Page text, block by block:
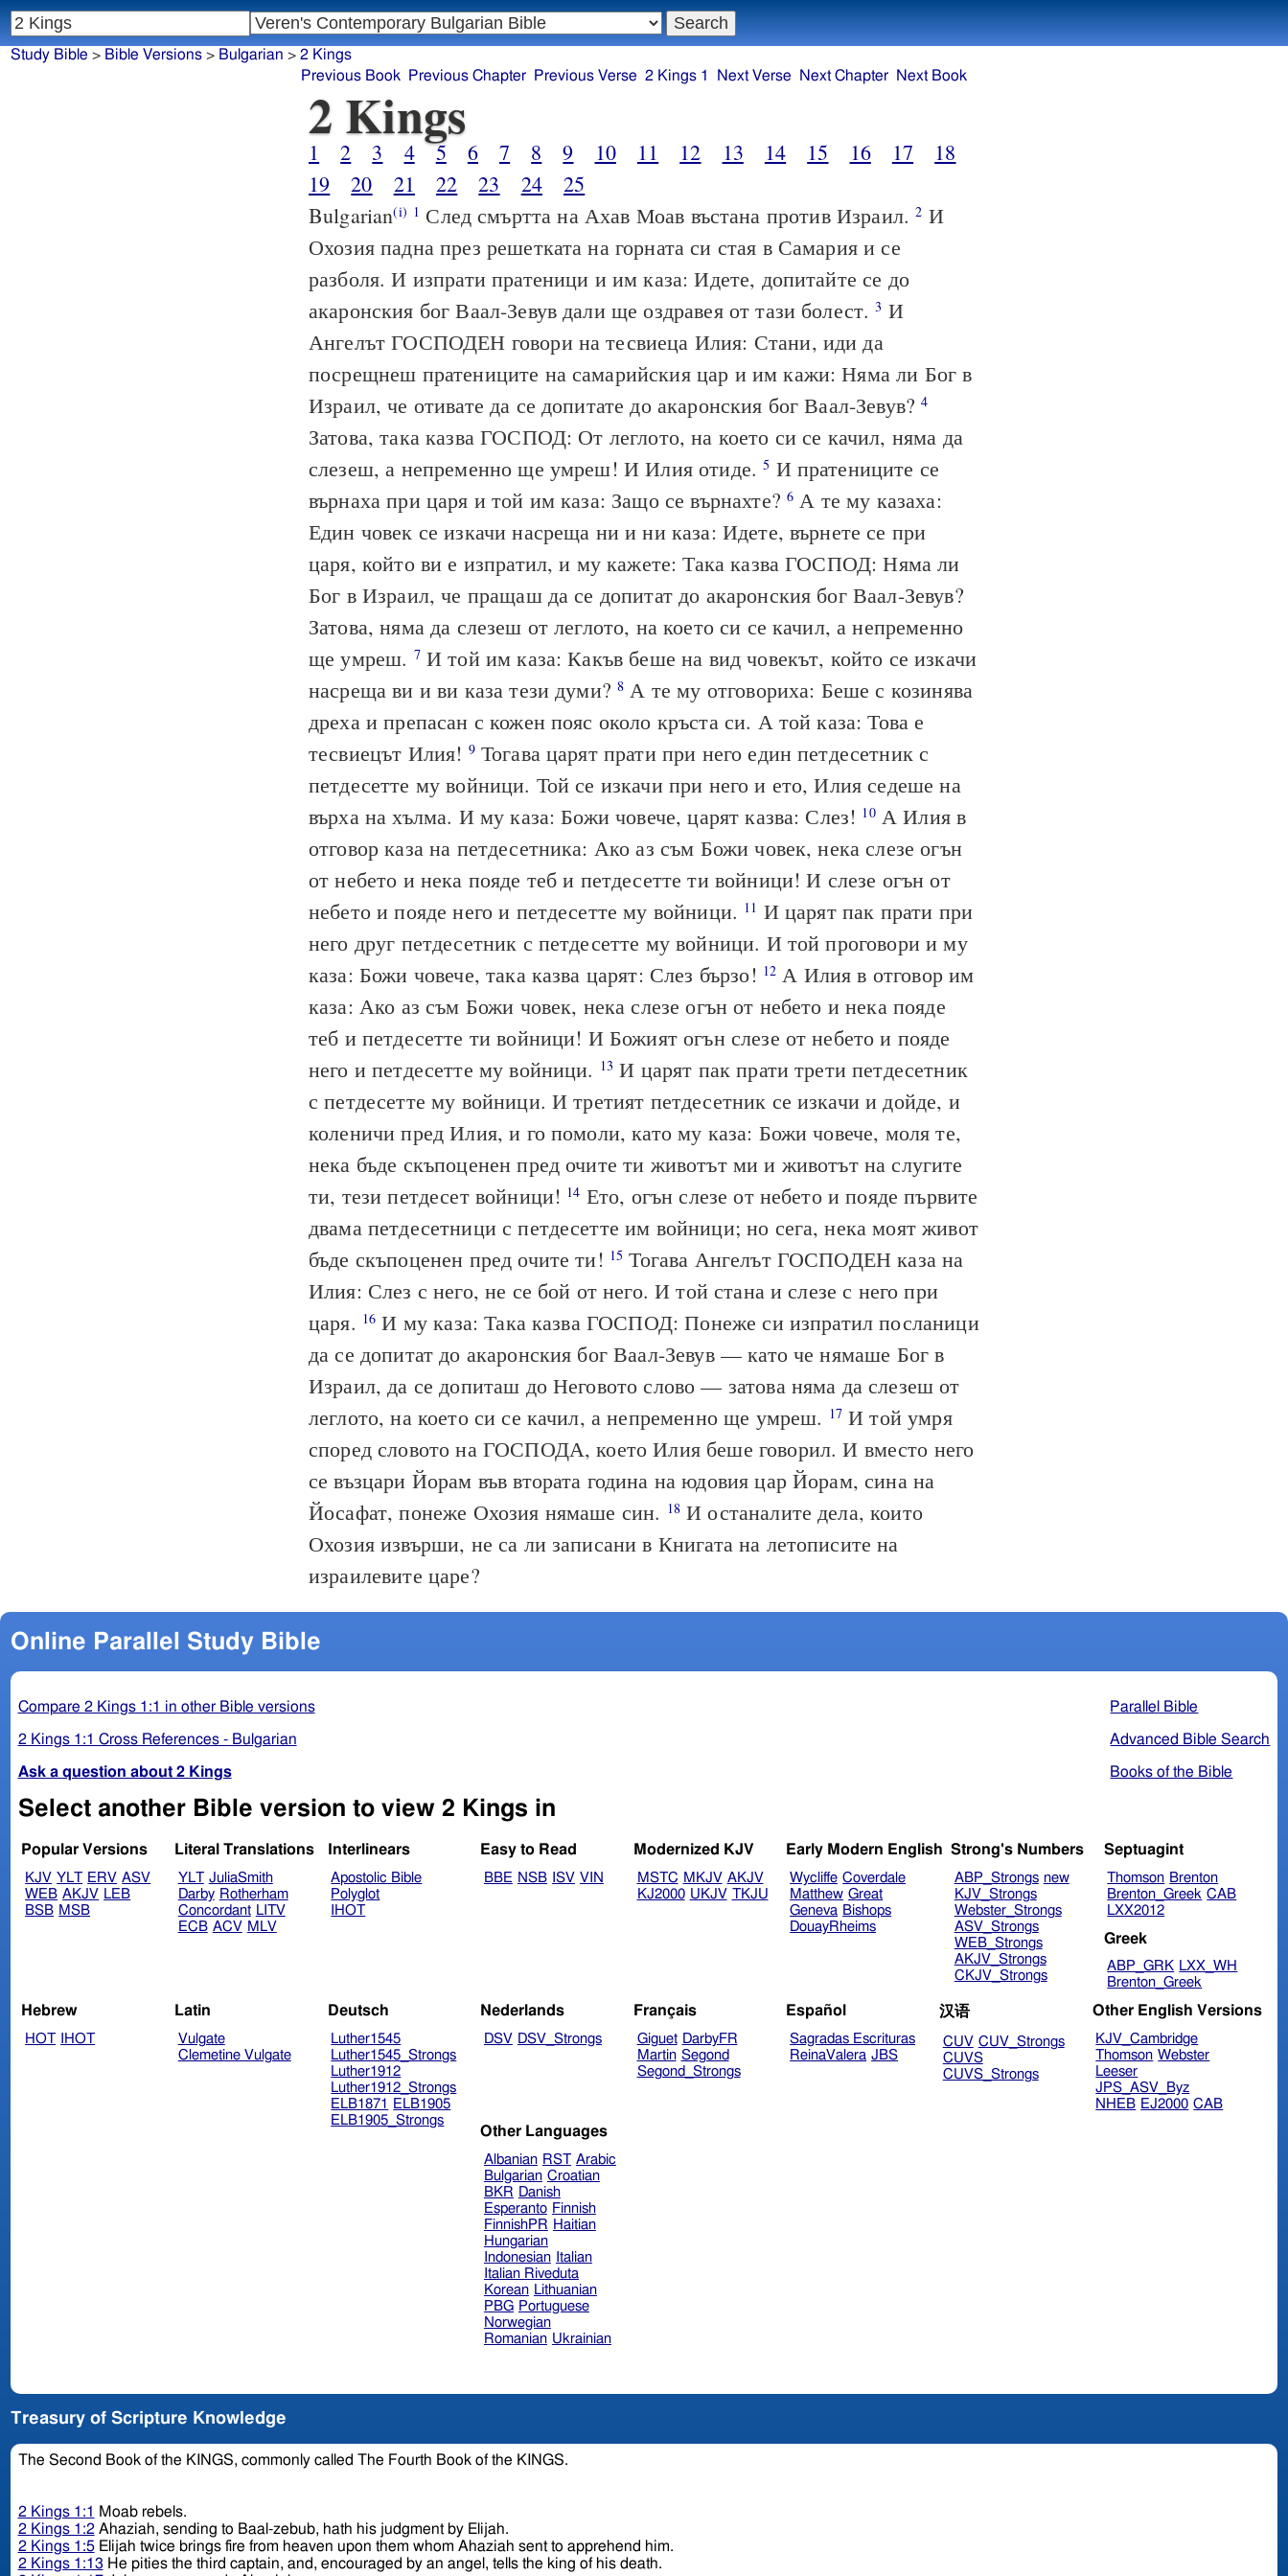
2 Kings
1 2 3 4 5 6 7 8 9 10 11 12 13 14 15 16 17
18
19
20 21 22 23 24
25
Bulgarian(i) 1 След смъртта на Ахав Моав въстана против Израил.2 И
Охозия падна през решетката на горната си стая в Самария и се
разболя. И изпрати пратеници и им каза: Идете, допитайте се до
акаронския бог Ваал-Зевув дали ще оздравея от тази болест.3 И
Ангелът ГОСПОДЕН говори на тесвиеца Илия: Стани, иди да
посрещнеш пратениците на самарийския цар и им кажи: Няма ли Бог в
Израил, че отивате да се допитате до акаронския бог Ваал-Зевув?4
Затова, така казва ГОСПОД: От леглото, на което си се качил, няма да
слезеш, а непременно ще умреш! И Илия отиде.5 И пратениците се
върнаха при царя и той им каза: Защо се върнахте? 6 А те му казаха:
Един човек се изкачи насреща ни и ни каза: Идете, върнете се при
царя, който ви е изпратил, и му кажете: Така казва ГОСПОД: Няма ли
Бог в Израил, че пращаш да се допитат до акаронския бог Ваал-Зевув?
Затова, няма да слезеш от леглото, на което си се качил, а непременно
ще умреш. 7И той им каза: Какъв беше на вид човекът, който се изкачи
насреща ви и ви каза тези думи?8 А те му отговориха: Беше с козинява
дреха и препасан с кожен пояс около кръста си. А той каза: Това е
тесвиецът Илия! 9Тогава царят прати при него един петдесетник с
петдесетте му войници. Той се изкачи при него и ето, Илия седеше на
върха на хълма. И му каза: Божи човече, царят казва: Слез! 10А Илия в
отговор каза на петдесетника: Ако аз съм Божи човек, нека слезе огън
от небето и нека пояде теб и петдесетте ти войници! И слезе огън от
небето и пояде него и петдесетте му войници. 11 И царят пак прати при
него друг петдесетник с петдесетте му войници. И той проговори и му
каза: Божи човече, така казва царят: Слез бързо! 12 А Илия в отговор им
каза: Ако аз съм Божи човек, нека слезе огън от небето и нека пояде
теб и петдесетте ти войници! И Божият огън слезе от небето и пояде
него и петдесетте му войници. 13 И царят пак прати трети петдесетник
с петдесетте му войници. И третият петдесетник се изкачи и дойде, и
коленичи пред Илия, и го помоли, като му каза: Божи човече, моля те,
нека бъде скъпоценен пред очите ти животът ми и животът на слугите
ти, тези петдесет войници! 14 Ето, огън слезе от небето и пояде първите
двама петдесетници с петдесетте им войници; но сега, нека моят живот
бъде скъпоценен пред очите ти! 15 Тогава Ангелът ГОСПОДЕН каза на
Илия: Слез с него, не се бой от него. И той стана и слезе с него при
царя. 16 И му каза: Така казва ГОСПОД: Понеже си изпратил посланици
да се допитат до акаронския бог Ваал-Зевув — като че нямаше Бог в
Израил, да се допиташ до Неговото слово — затова няма да слезеш от
леглото, на което си се качил, а непременно ще умреш. 17И той умря
според словото на ГОСПОДА, което Илия беше говорил. И вместо него
се възцари Йорам във втората година на юдовия цар Йорам, сина на
Йосафат, понеже Охозия нямаше син. 18И останалите дела, които
Охозия извърши, не са ли записани в Книгата на летописите на
израилевите царе?
Online Parallel Study Bible
Parallel Bible
Advanced Bible Search
Books of the Bible
Compare 2 Kings 1:1 in other Bible versions
2 Kings 1:1 Cross References - Bulgarian
Ask a question about 2 Kings
Select another Bible version to view 2 Kings in
Popular Versions
KJV YLT ERV ASV
WEB AKJV LEB
BSB MSB
Literal Translations
YLT JuliaSmith
Darby Rotherham
Concordant LITV
ECB ACV MLV
Interlinears
Apostolic Bible
Polyglot
IHOT
Easy to Read
BBE NSB ISV VIN
Modernized KJV
MSTC MKJV AKJV
KJ2000 UKJV TKJU
Early Modern English
Wycliffe Coverdale
Matthew Great
Geneva Bishops
DouayRheims
Strong's Numbers
ABP_Strongs new
KJV_Strongs
Webster_Strongs
ASV_Strongs
WEB_Strongs
AKJV_Strongs
CKJV_Strongs
Septuagint
Thomson Brenton
Brenton_Greek CAB
LXX2012
Greek
ABP_GRK LXX_WH
Brenton_Greek
Hebrew
HOT IHOT
Latin
Vulgate
Clemetine Vulgate
Deutsch
Luther1545
Luther1545_Strongs
Luther1912
Luther1912_Strongs
ELB1871
ELB1905
ELB1905_Strongs
Nederlands
DSV DSV_Strongs
Français
Giguet DarbyFR
Martin Segond
Segond_Strongs
Español
Sagradas Escrituras
ReinaValera JBS
汉语
CUV CUV_Strongs
CUVS
CUVS_Strongs
Other English Versions
KJV_Cambridge
Thomson Webster
Leeser
JPS_ASV_Byz
NHEB EJ2000 CAB
Other Languages
Albanian RST Arabic
Bulgarian Croatian
BKR Danish
Esperanto Finnish
FinnishPR Haitian
Hungarian
Indonesian
Italian
Italian Riveduta
Korean Lithuanian
PBG Portuguese
Norwegian
Romanian Ukrainian
Treasury of Scripture Knowledge
The Second Book of the KINGS, commonly called The Fourth Book of the KINGS.
2 Kings 1:1
Moab rebels.
2 Kings 1:2 Ahaziah, sending to Baal-zebub, hath his judgment by Elijah.
2 Kings 1:5 Elijah twice brings fire from heaven upon them whom Ahaziah sent to apprehend him.
2 Kings 1:13 He pities the third captain, and, encouraged by an angel, tells the king of his death.
Study Bible > Bible Versions> Bulgarian > 2 Kings
Previous Book
Previous Chapter Previous Verse 2 Kings 1 Next Verse Next Chapter Next Book